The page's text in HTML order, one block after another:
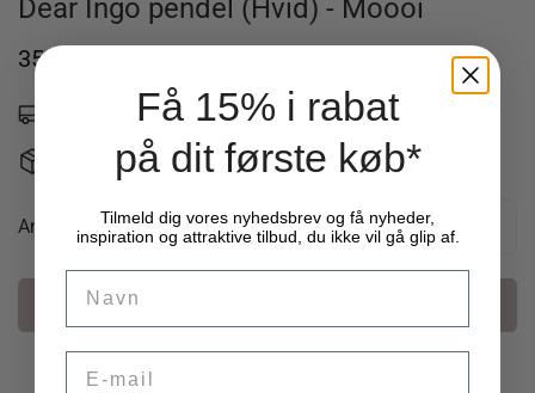
Dear Ingo pendel (Hvid) - Moooi
Normal
35.280,00 kr
Forventet leveringstid: Ca. 2 uger -
Levering fra 49 kr. - 14 dages returret
Antal
Få 15% i rabat
på dit første køb*
Tilmeld dig vores nyhedsbrev og få nyheder,
inspiration og attraktive tilbud, du ikke vil gå glip af.